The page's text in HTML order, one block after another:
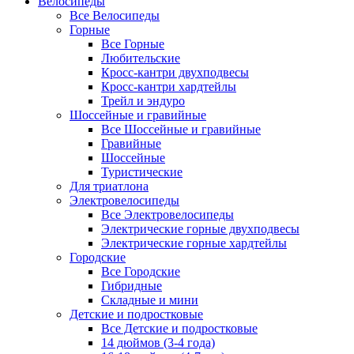
Все Велосипеды
Горные
Все Горные
Любительские
Кросс-кантри двухподвесы
Кросс-кантри хардтейлы
Трейл и эндуро
Шоссейные и гравийные
Все Шоссейные и гравийные
Гравийные
Шоссейные
Туристические
Для триатлона
Электровелосипеды
Все Электровелосипеды
Электрические горные двухподвесы
Электрические горные хардтейлы
Городские
Все Городские
Гибридные
Складные и мини
Детские и подростковые
Все Детские и подростковые
14 дюймов (3-4 года)